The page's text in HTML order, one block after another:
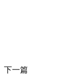
下一篇